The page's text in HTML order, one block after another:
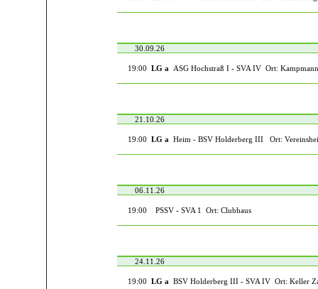
30.09.26
19:00 LG a ASG Hochstraß I - SVA IV Ort: Kampmann
21.10.26
19:00 LG a Heim - BSV Holderberg III Ort:
06.11.26
19:00 PSSV - SVA 1 Ort: Clubhaus
24.11.26
19:00 LG a BSV Holderberg III - SVA IV Ort: Keller